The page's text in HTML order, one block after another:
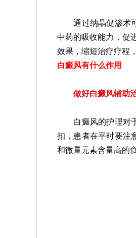
通过纳晶促渗术可
中药的吸收能力，促
效果，缩短治疗疗程
白癜风有什么作用
做好白癜风辅助
白癜风的护理对于
扣，患者在平时要注
和微量元素含量高的